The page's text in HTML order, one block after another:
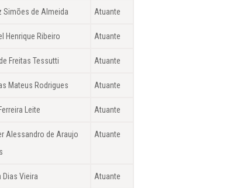
Simões de Almeida Atuante
Henrique Ribeiro Atuante
Freitas Tessutti Atuante
Mateus Rodrigues Atuante
Leite Atuante
Alessandro de Araujo
Atuante
Dias Vieira Atuante